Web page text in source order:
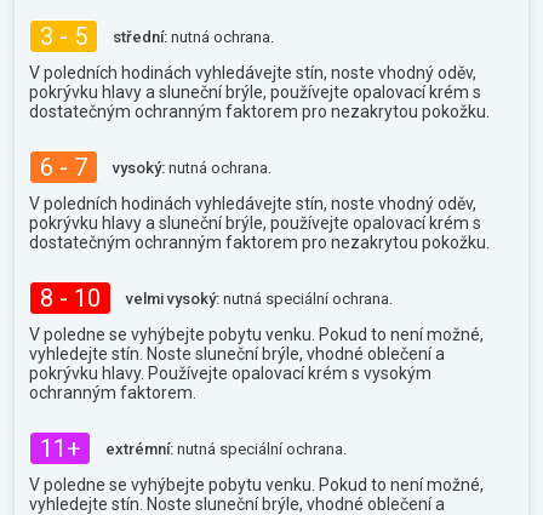
3 - 5 střední: nutná ochrana.
V poledních hodinách vyhledávejte stín, noste vhodný oděv,
pokrývku hlavy a sluneční brýle, používejte opalovací krém s
dostatečným ochranným faktorem pro nezakrytou pokožku.
6 - 7 vysoký: nutná ochrana.
V poledních hodinách vyhledávejte stín, noste vhodný oděv,
pokrývku hlavy a sluneční brýle, používejte opalovací krém s
dostatečným ochranným faktorem pro nezakrytou pokožku.
8 - 10 velmi vysoký: nutná speciální ochrana.
V poledne se vyhýbejte pobytu venku. Pokud to není možné,
vyhledejte stín. Noste sluneční brýle, vhodné oblečení a
pokrývku hlavy. Používejte opalovací krém s vysokým
ochranným faktorem.
11+ extrémní: nutná speciální ochrana.
V poledne se vyhýbejte pobytu venku. Pokud to není možné,
vyhledejte stín. Noste sluneční brýle, vhodné oblečení a